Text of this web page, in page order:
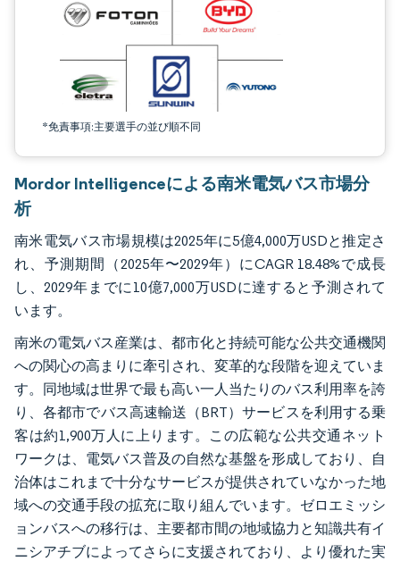
*免責事項:主要選手の並び順不同
Mordor Intelligenceによる南米電気バス市場分
析
南米電気バス市場規模は2025年に5億4,000万USDと推定さ
れ、予測期間（2025年〜2029年）にCAGR 18.48%で成長
し、2029年までに10億7,000万USDに達すると予測されて
います。
南米の電気バス産業は、都市化と持続可能な公共交通機関
への関心の高まりに牽引され、変革的な段階を迎えていま
す。同地域は世界で最も高い一人当たりのバス利用率を誇
り、各都市でバス高速輸送（BRT）サービスを利用する乗
客は約1,900万人に上ります。この広範な公共交通ネット
ワークは、電気バス普及の自然な基盤を形成しており、自
治体はこれまで十分なサービスが提供されていなかった地
域への交通手段の拡充に取り組んでいます。ゼロエミッシ
ョンバスへの移行は、主要都市間の地域協力と知識共有イ
ニシアチブによってさらに支援されており、より優れた実